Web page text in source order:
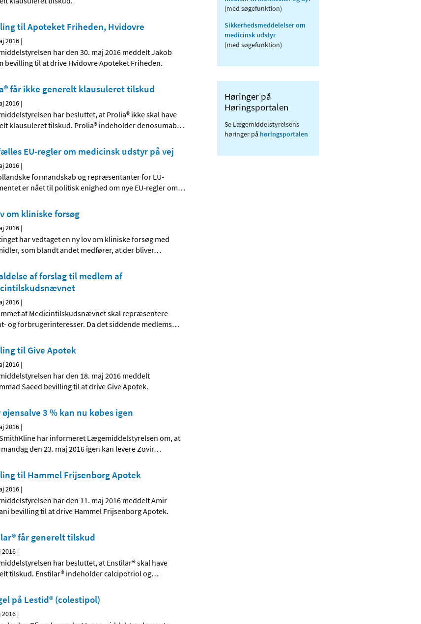
til Apoteket Friheden, Hvidovre
2016 |
har den 30. maj 2016 meddelt Jakob
bevilling til at drive Hvidovre Apoteket Friheden.
får ikke generelt klausuleret tilskud
2016 |
har besluttet, at Prolia® ikke skal have
klausuleret tilskud. Prolia® indeholder denosumab…
EU-regler om medicinsk udstyr på vej
2016 |
formandskab og repræsentanter for EU-
er nået til politisk enighed om nye EU-regler om…
om kliniske forsøg
2016 |
har vedtaget en ny lov om kliniske forsøg med
som blandt andet medfører, at der bliver…
af forslag til medlem af
2016 |
af Medicintilskudsnævnet skal repræsentere
og forbrugerinteresser. Da det siddende medlems…
til Give Apotek
2016 |
har den 18. maj 2016 meddelt
Saeed bevilling til at drive Give Apotek.
øjensalve 3 % kan nu købes igen
2016 |
har informeret Lægemiddelstyrelsen om, at
den 23. maj 2016 igen kan levere Zovir…
til Hammel Frijsenborg Apotek
2016 |
har den 11. maj 2016 meddelt Amir
bevilling til at drive Hammel Frijsenborg Apotek.
får generelt tilskud
2016 |
har besluttet, at Enstilar® skal have
tilskud. Enstilar® indeholder calcipotriol og…
på Lestid® (colestipol)
2016 |
(med søgefunktion)
Sikkerhedsmeddelelser om
medicinsk udstyr
(med søgefunktion)
Høringer på
Høringsportalen
Se Lægemiddelstyrelsens
høringer på høringsportalen